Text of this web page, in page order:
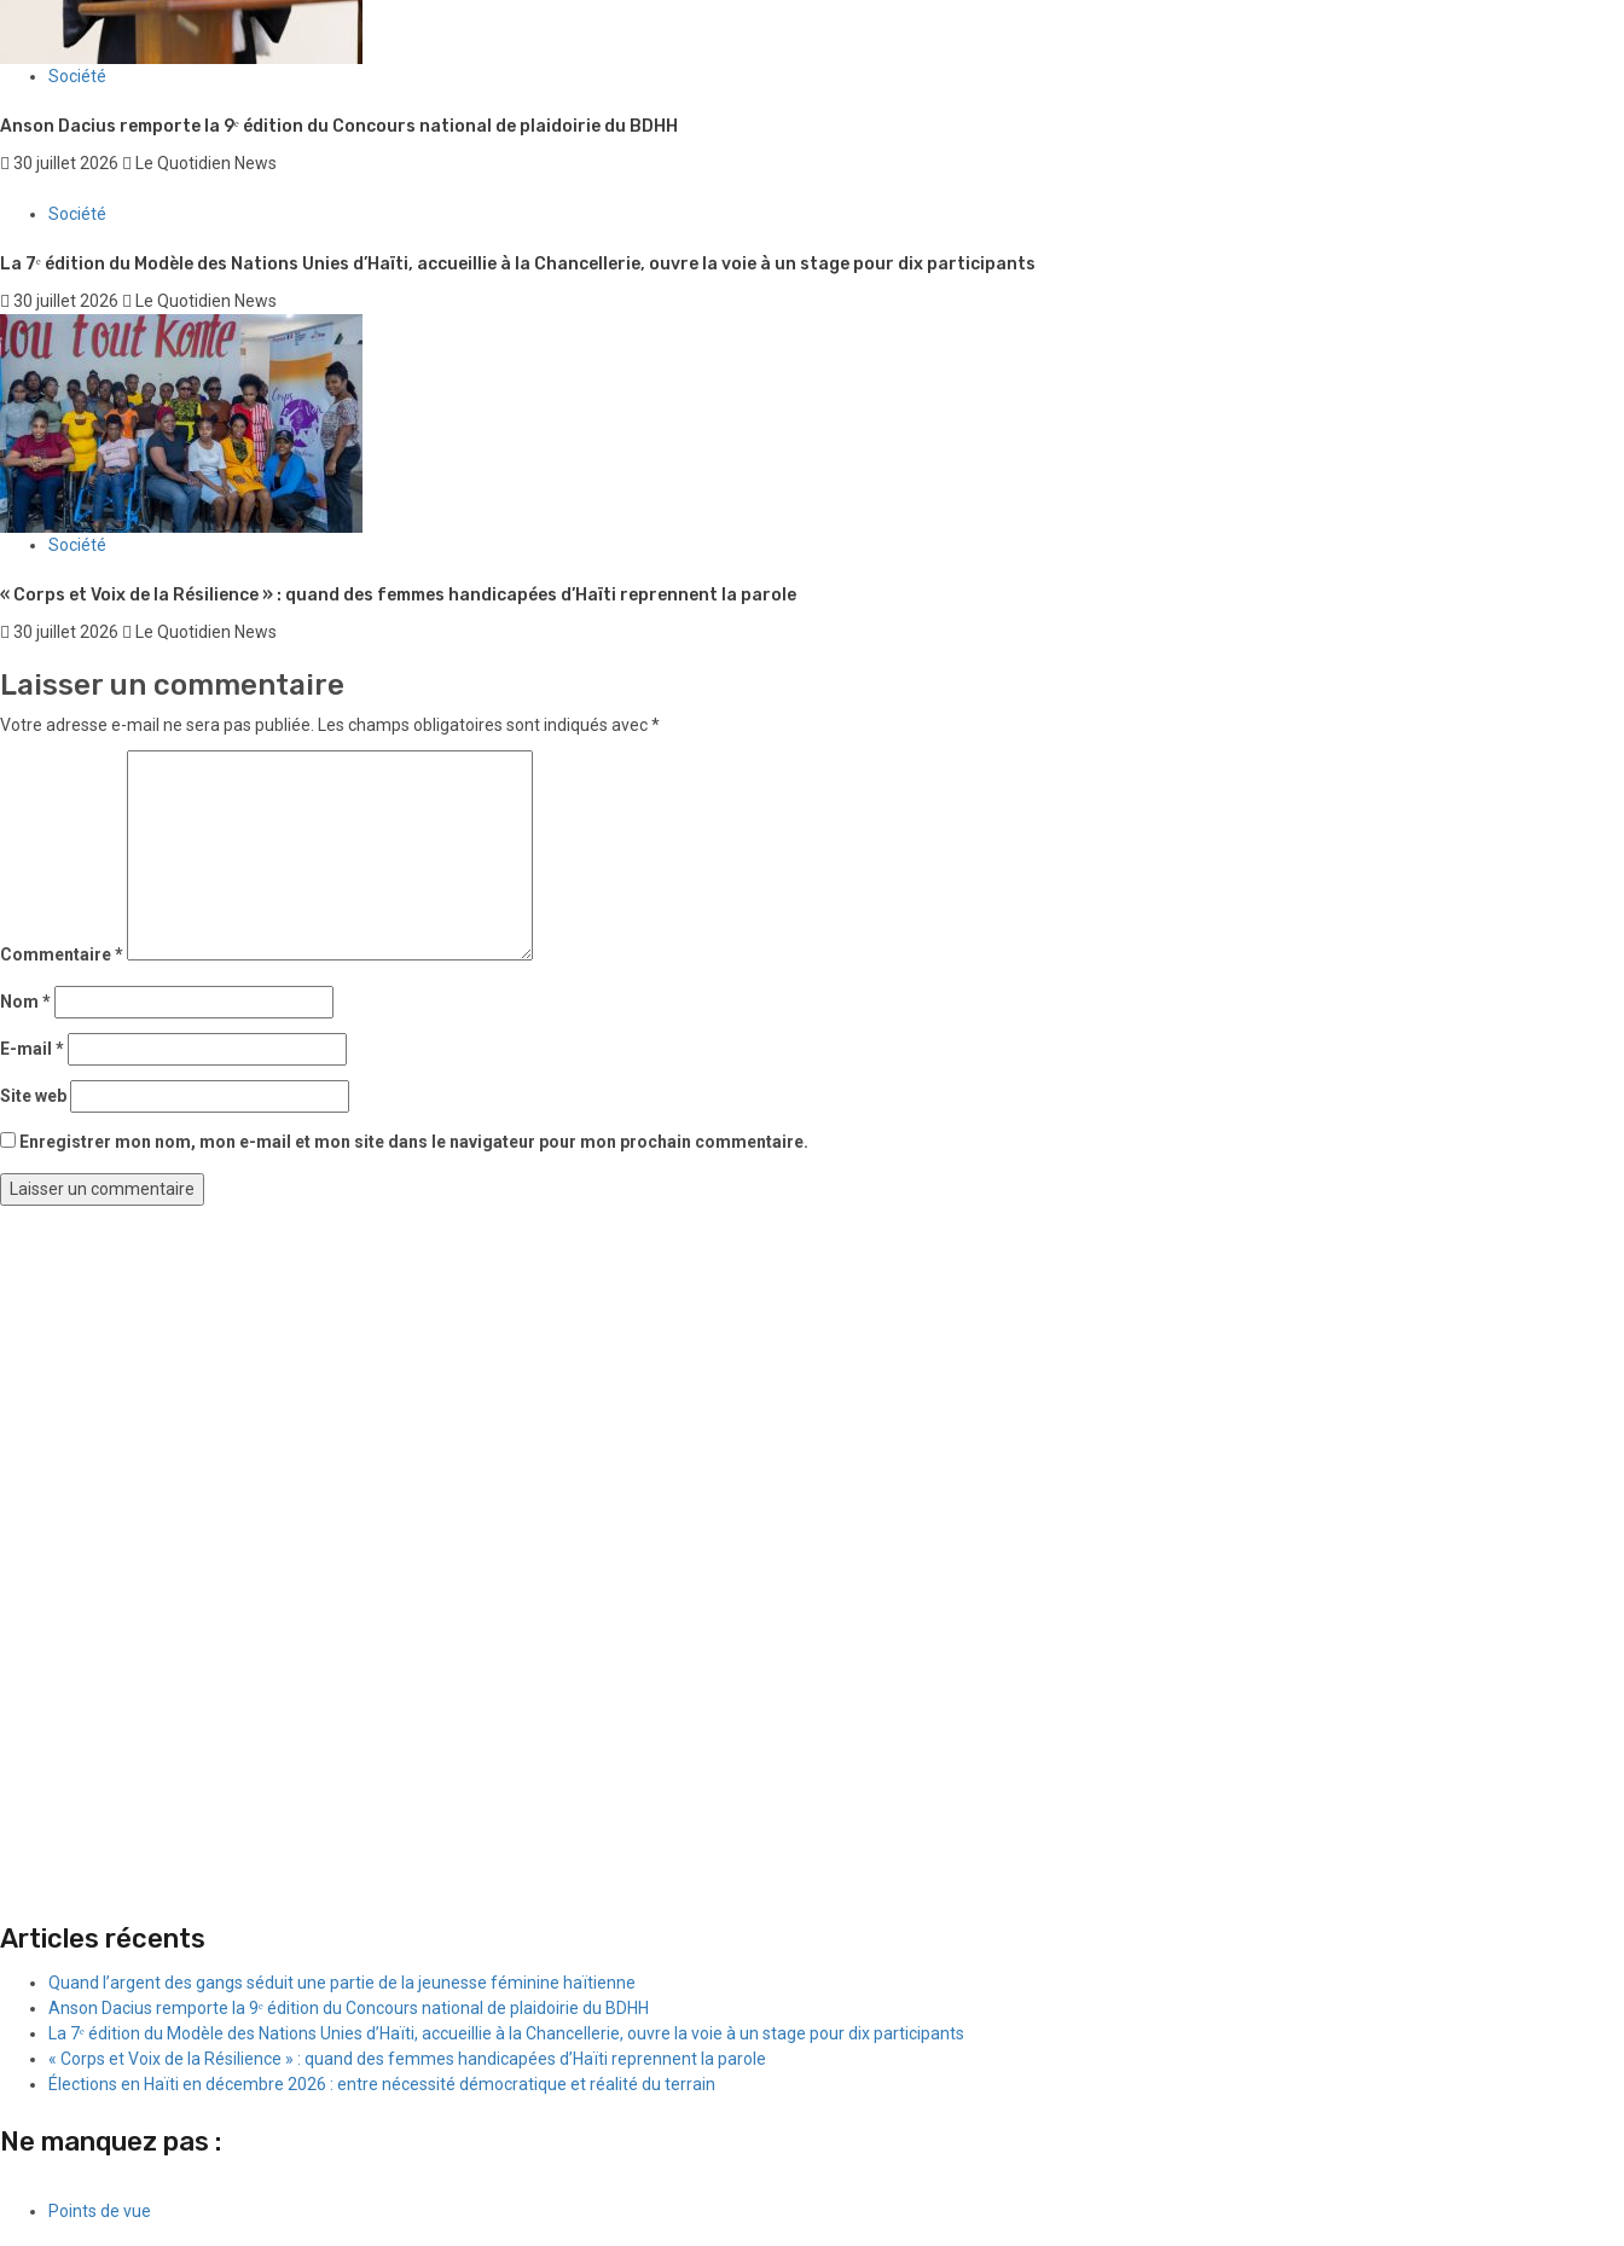
Société
Anson Dacius remporte la 9ᵉ édition du Concours national de plaidoirie du BDHH
30 juillet 2026 Le Quotidien News
Société
La 7ᵉ édition du Modèle des Nations Unies d’Haïti, accueillie à la Chancellerie, ouvre la voie à un stage pour dix participants
30 juillet 2026 Le Quotidien News
Société
« Corps et Voix de la Résilience » : quand des femmes handicapées d’Haïti reprennent la parole
30 juillet 2026 Le Quotidien News
Laisser un commentaire
Votre adresse e-mail ne sera pas publiée. Les champs obligatoires sont indiqués avec*
Commentaire*
Nom *
E-mail *
Site web
Enregistrer mon nom, mon e-mail et mon site dans le navigateur pour mon prochain commentaire.
Articles récents
Quand l’argent des gangs séduit une partie de la jeunesse féminine haïtienne
Anson Dacius remporte la 9ᵉ édition du Concours national de plaidoirie du BDHH
La 7ᵉ édition du Modèle des Nations Unies d’Haïti, accueillie à la Chancellerie, ouvre la voie à un stage pour dix participants
« Corps et Voix de la Résilience » : quand des femmes handicapées d’Haïti reprennent la parole
Élections en Haïti en décembre 2026 : entre nécessité démocratique et réalité du terrain
Ne manquez pas :
Points de vue